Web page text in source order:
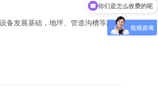
备发展基础，地坪、管道沟槽等应已
你们是怎么收费的呢